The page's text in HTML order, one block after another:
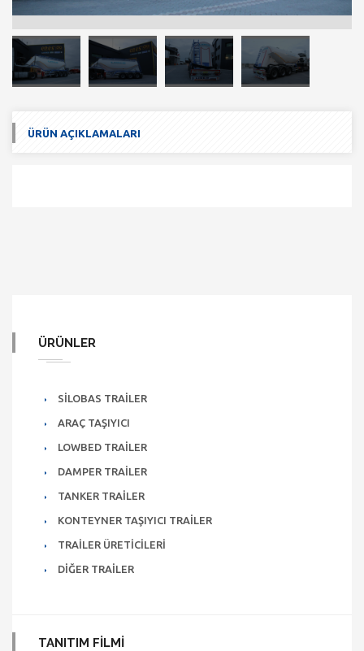
ÜRÜN AÇIKLAMALARI
ÜRÜNLER
SILOBAS TRAILER
ARAÇ TAŞIYICI
LOWBED TRAILER
DAMPER TRAILER
TANKER TRAILER
KONTEYNER TAŞIYICI TRAILER
TRAILER ÜRETICILERI
DIĞER TRAILER
TANITIM FILMI